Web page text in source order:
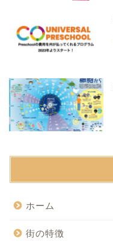
ホーム
街の特徴